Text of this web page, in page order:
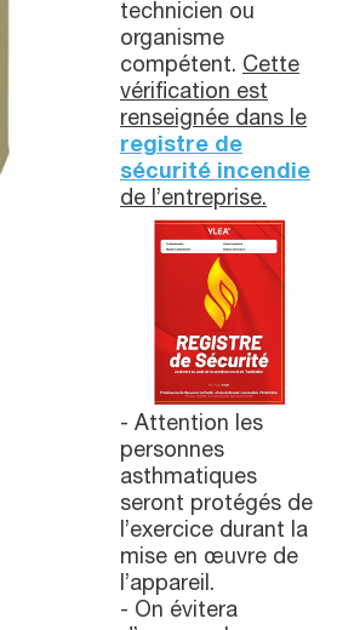
technicien ou
organisme
compétent. Cette
vérification est
renseignée dans le
registre de
sécurité incendie
de l’entreprise.
- Attention les
personnes
asthmatiques
seront protégés de
l’exercice durant la
mise en œuvre de
l’appareil.
- On évitera